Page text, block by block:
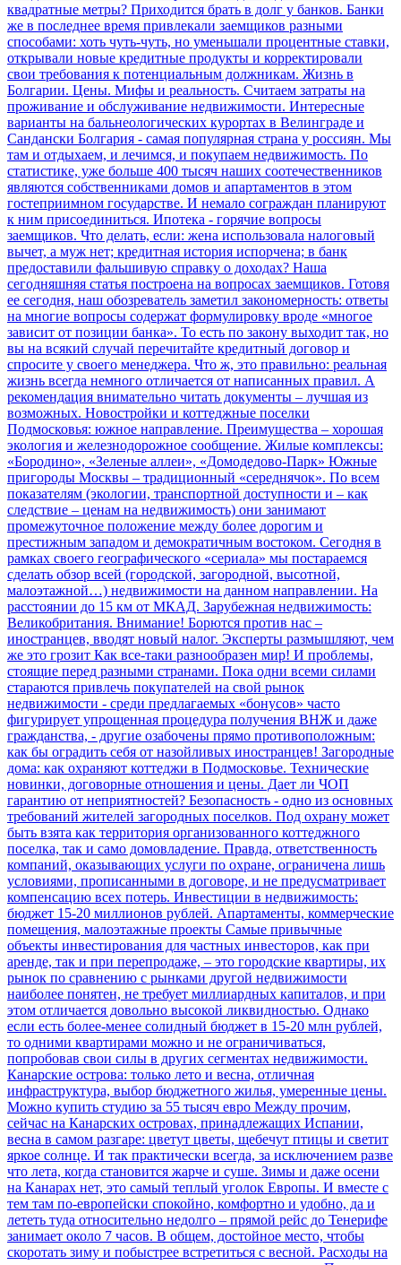
квадратные метры? Приходится брать в долг у банков. Банки
же в последнее время привлекали заемщиков разными
способами: хоть чуть-чуть, но уменьшали процентные ставки,
открывали новые кредитные продукты и корректировали
свои требования к потенциальным должникам. Жизнь в
Болгарии. Цены. Мифы и реальность. Считаем затраты на
проживание и обслуживание недвижимости. Интересные
варианты на бальнеологических курортах в Велинграде и
Сандански Болгария - самая популярная страна у россиян. Мы
там и отдыхаем, и лечимся, и покупаем недвижимость. По
статистике, уже больше 400 тысяч наших соотечественников
являются собственниками домов и апартаментов в этом
гостеприимном государстве. И немало сограждан планируют
к ним присоединиться. Ипотека - горячие вопросы
заемщиков. Что делать, если: жена использовала налоговый
вычет, а муж нет; кредитная история испорчена; в банк
предоставили фальшивую справку о доходах? Наша
сегодняшняя статья построена на вопросах заемщиков. Готовя
ее сегодня, наш обозреватель заметил закономерность: ответы
на многие вопросы содержат формулировку вроде «многое
зависит от позиции банка». То есть по закону выходит так, но
вы на всякий случай перечитайте кредитный договор и
спросите у своего менеджера. Что ж, это правильно: реальная
жизнь всегда немного отличается от написанных правил. А
рекомендация внимательно читать документы – лучшая из
возможных. Новостройки и коттеджные поселки
Подмосковья: южное направление. Преимущества – хорошая
экология и железнодорожное сообщение. Жилые комплексы:
«Бородино», «Зеленые аллеи», «Домодедово-Парк» Южные
пригороды Москвы – традиционный «середнячок». По всем
показателям (экологии, транспортной доступности и – как
следствие – ценам на недвижимость) они занимают
промежуточное положение между более дорогим и
престижным западом и демократичным востоком. Сегодня в
рамках своего географического «сериала» мы постараемся
сделать обзор всей (городской, загородной, высотной,
малоэтажной…) недвижимости на данном направлении. На
расстоянии до 15 км от МКАД. Зарубежная недвижимость:
Великобритания. Внимание! Борются против нас –
иностранцев, вводят новый налог. Эксперты размышляют, чем
же это грозит Как все-таки разнообразен мир! И проблемы,
стоящие перед разными странами. Пока одни всеми силами
стараются привлечь покупателей на свой рынок
недвижимости - среди предлагаемых «бонусов» часто
фигурирует упрощенная процедура получения ВНЖ и даже
гражданства, - другие озабочены прямо противоположным:
как бы оградить себя от назойливых иностранцев! Загородные
дома: как охраняют коттеджи в Подмосковье. Технические
новинки, договорные отношения и цены. Дает ли ЧОП
гарантию от неприятностей? Безопасность - одно из основных
требований жителей загородных поселков. Под охрану может
быть взята как территория организованного коттеджного
поселка, так и само домовладение. Правда, ответственность
компаний, оказывающих услуги по охране, ограничена лишь
условиями, прописанными в договоре, и не предусматривает
компенсацию всех потерь. Инвестиции в недвижимость:
бюджет 15-20 миллионов рублей. Апартаменты, коммерческие
помещения, малоэтажные проекты Самые привычные
объекты инвестирования для частных инвесторов, как при
аренде, так и при перепродаже, – это городские квартиры, их
рынок по сравнению с рынками другой недвижимости
наиболее понятен, не требует миллиардных капиталов, и при
этом отличается довольно высокой ликвидностью. Однако
если есть более-менее солидный бюджет в 15-20 млн рублей,
то одними квартирами можно и не ограничиваться,
попробовав свои силы в других сегментах недвижимости.
Канарские острова: только лето и весна, отличная
инфраструктура, выбор бюджетного жилья, умеренные цены.
Можно купить студию за 55 тысяч евро Между прочим,
сейчас на Канарских островах, принадлежащих Испании,
весна в самом разгаре: цветут цветы, щебечут птицы и светит
яркое солнце. И так практически всегда, за исключением разве
что лета, когда становится жарче и суше. Зимы и даже осени
на Канарах нет, это самый теплый уголок Европы. И вместе с
тем там по-европейски спокойно, комфортно и удобно, да и
лететь туда относительно недолго – прямой рейс до Тенерифе
занимает около 7 часов. В общем, достойное место, чтобы
скоротать зиму и побыстрее встретиться с весной. Расходы на